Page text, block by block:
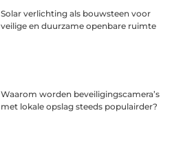
Solar verlichting als bouwsteen voor
veilige en duurzame openbare ruimte
Waarom worden beveiligingscamera’s
met lokale opslag steeds populairder?